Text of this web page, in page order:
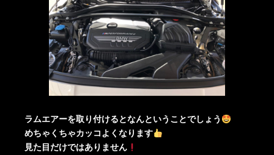
ラムエアーを取り付けるとなんということでしょう
めちゃくちゃカッコよくなります
見た目だけではありません